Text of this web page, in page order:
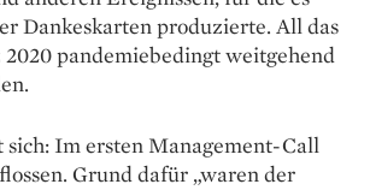
Dankeskarten produzierte. All das
pandemie­bedingt weitgehend
Im ersten Management-Call
Grund dafür „waren der